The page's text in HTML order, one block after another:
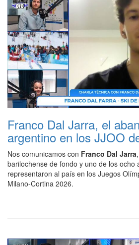
Franco Dal Jarra, el
argentino en los JJOO
Nos comunicamos con Franco Dal Jarra
barilochense de fondo y uno de los ocho
representaron al país en los Juegos
Milano-Cortina 2026.